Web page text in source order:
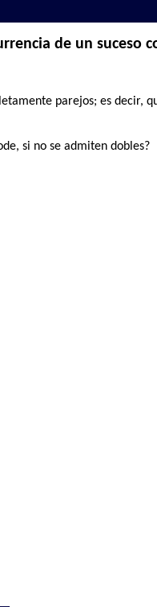
de un suceso
parejos; es decir,
si no se admiten dobles?